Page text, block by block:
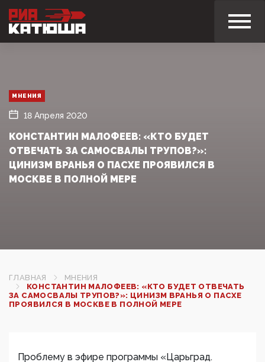
МНЕНИЯ
18 Апреля 2020
КОНСТАНТИН МАЛОФЕЕВ: «КТО БУДЕТ
ОТВЕЧАТЬ ЗА САМОСВАЛЫ ТРУПОВ?»:
ЦИНИЗМ ВРАНЬЯ О ПАСХЕ ПРОЯВИЛСЯ В
МОСКВЕ В ПОЛНОЙ МЕРЕ
ГЛАВНАЯ
МНЕНИЯ
КОНСТАНТИН МАЛОФЕЕВ: «КТО БУДЕТ ОТВЕЧАТЬ
ЗА САМОСВАЛЫ ТРУПОВ?»: ЦИНИЗМ ВРАНЬЯ О ПАСХЕ
ПРОЯВИЛСЯ В МОСКВЕ В ПОЛНОЙ МЕРЕ
Проблему в эфире программы «Царьград.